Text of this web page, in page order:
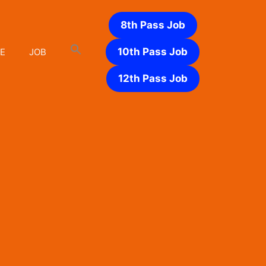
JOB
8th Pass Job
10th Pass Job
12th Pass Job